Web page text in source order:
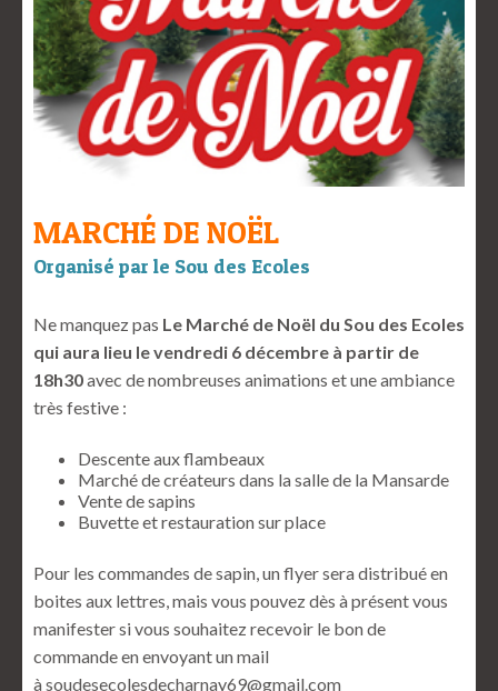
MARCHÉ DE NOËL
Organisé par le Sou des Ecoles
Ne manquez pas Le Marché de Noël du Sou des Ecoles
qui aura lieu le vendredi 6 décembre à partir de
18h30avec de nombreuses animations et une ambiance
très festive :
Descente aux flambeaux
Marché de créateurs dans la salle de la Mansarde
Vente de sapins
Buvette et restauration sur place
Pour les commandes de sapin, un flyer sera distribué en
boites aux lettres, mais vous pouvez dès à présent vous
manifester si vous souhaitez recevoir le bon de
commande en envoyant un mail
àsoudesecolesdecharnay69@gmail.com